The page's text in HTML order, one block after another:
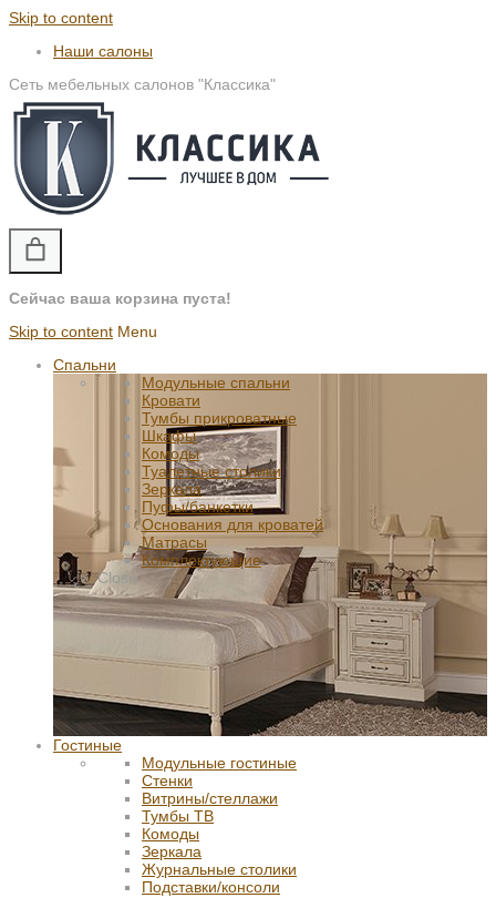
Skip to content
Наши салоны
Сеть мебельных салонов "Классика"
Сейчас ваша корзина пуста!
Skip to content Menu
Спальни
Модульные спальни
Кровати
Тумбы прикроватные
Шкафы
Комоды
Туалетные столики
Зеркала
Пуфы/банкетки
Основания для кроватей
Матрасы
Комплектующие
Close
Гостиные
Модульные гостиные
Стенки
Витрины/стеллажи
Тумбы ТВ
Комоды
Зеркала
Журнальные столики
Подставки/консоли